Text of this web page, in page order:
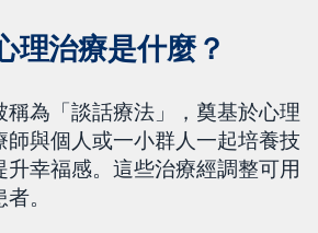
理治療是什麼？
稱為「談話療法」，奠基於心理
師與個人或一小群人一起培養技
幸福感。這些治療經調整可用
。